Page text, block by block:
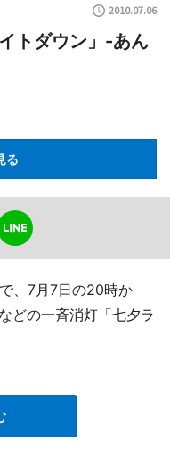
2010.07.06
トダウン」-あん
る
、7月7日の20時か
どの一斉消灯「七夕ラ